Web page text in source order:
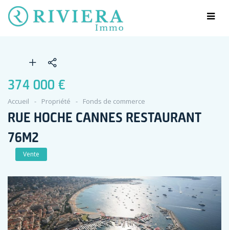
374 000 €
Accueil Propriété Fonds de commerce
RUE HOCHE CANNES RESTAURANT
76M2
Vente